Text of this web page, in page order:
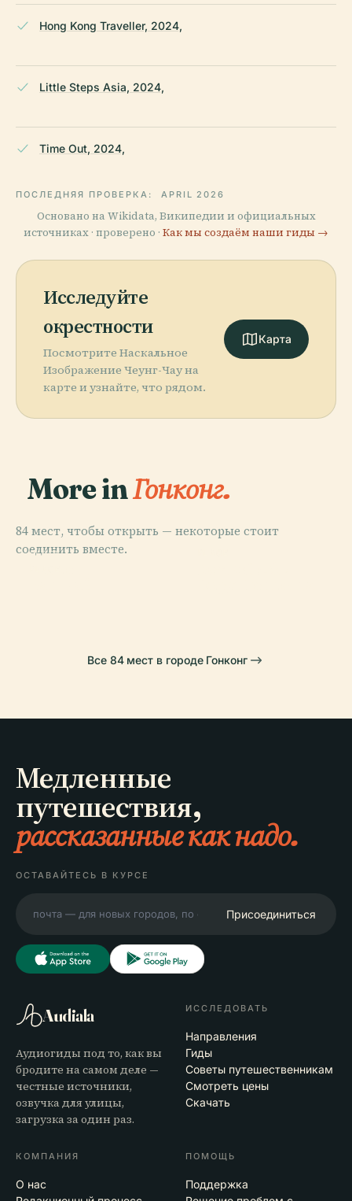
Hong Kong Traveller, 2024,
Little Steps Asia, 2024,
Time Out, 2024,
ПОСЛЕДНЯЯ ПРОВЕРКА: APRIL 2026
Основано на Wikidata, Википедии и официальных
источниках · проверено · Как мы создаём наши гиды →
Исследуйте
окрестности
Посмотрите Наскальное
Изображение Чеунг-Чау на
карте и узнайте, что рядом.
Карта
More inГонконг.
84 мест, чтобы открыть — некоторые стоит
соединить вместе.
PLACE
Все 84 мест в городе Гонконг
Медленные
путешествия,
рассказанные как надо.
ОСТАВАЙТЕСЬ В КУРСЕ
Присоединиться
Audiala
Аудиогиды под то, как вы
бродите на самом деле —
честные источники,
озвучка для улицы,
загрузка за один раз.
ИССЛЕДОВАТЬ
Направления
Гиды
Советы путешественникам
Смотреть цены
Скачать
КОМПАНИЯ
О нас
ПОМОЩЬ
Поддержка